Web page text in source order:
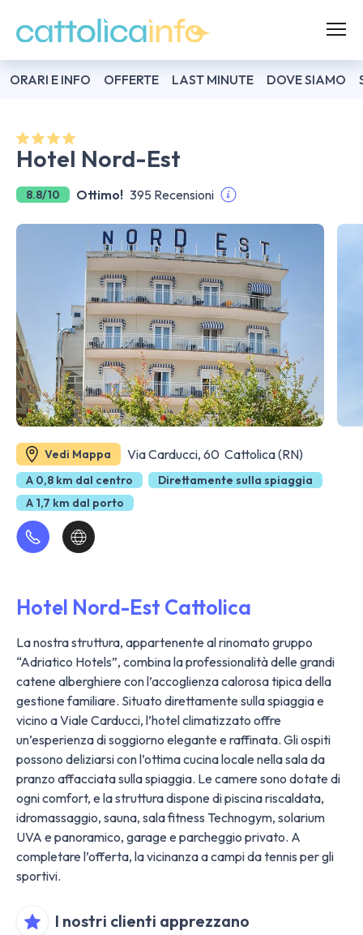
Hotel Nord-Est
8.8/10 Ottimo! 395 Recensioni
Vedi Mappa Via Carducci, 60 Cattolica (RN)
A 0,8 km dal centro
Direttamente sulla spiaggia
A 1,7 km dal porto
ORARI E INFO OFFERTE LAST MINUTE DOVE SIAMO
Hotel Nord-Est Cattolica
La nostra struttura, appartenente al rinomato gruppo
“Adriatico Hotels”, combina la professionalità delle grandi
catene alberghiere con l’accoglienza calorosa tipica della
gestione familiare. Situato direttamente sulla spiaggia e
vicino a Viale Carducci, l’hotel climatizzato offre
un’esperienza di soggiorno elegante e raffinata. Gli ospiti
possono deliziarsi con l’ottima cucina locale nella sala da
pranzo affacciata sulla spiaggia. Le camere sono dotate di
ogni comfort, e la struttura dispone di piscina riscaldata,
idromassaggio, sauna, sala fitness Technogym, solarium
UVA e panoramico, garage e parcheggio privato. A
completare l’offerta, la vicinanza a campi da tennis per gli
sportivi.
I nostri clienti apprezzano